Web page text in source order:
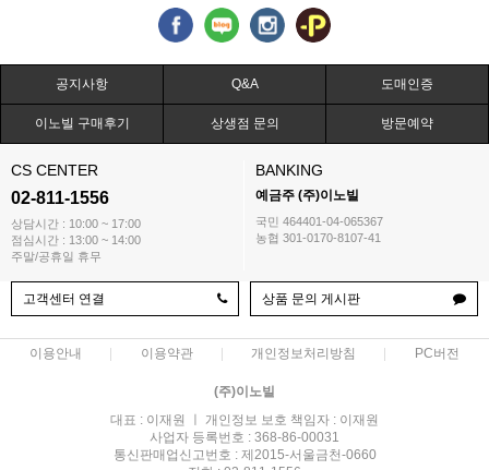
공지사항 Q&A 도매인증
이노빌 구매후기 상생점 문의 방문예약
CS CENTER
02-811-1556
상담시간 : 10:00 ~ 17:00
점심시간 : 13:00 ~ 14:00
주말/공휴일 휴무
BANKING
예금주 (주)이노빌
국민 464401-04-065367
농협 301-0170-8107-41
고객센터 연결 상품 문의 게시판
이용안내 이용약관 개인정보처리방침 PC버전
(주)이노빌
대표 : 이재원 ㅣ 개인정보 보호 책임자 : 이재원
사업자 등록번호 : 368-86-00031
통신판매업신고번호 : 제2015-서울금천-0660